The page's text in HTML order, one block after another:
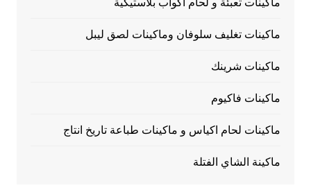
ماكينات تعبئة و لحام اكواب بلاستيكية
ماكينات تغليف سلوفان وماكينات لصق ليبل
ماكينات شرينك
ماكينات فاكيوم
ماكينات لحام اكياس و ماكينات طباعة تاريخ انتاج
ماكينة الشاي الفتلة